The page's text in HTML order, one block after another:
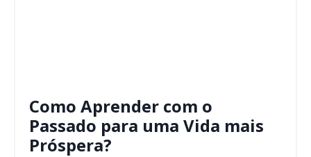
Como Aprender com o
Passado para uma Vida mais
Próspera?